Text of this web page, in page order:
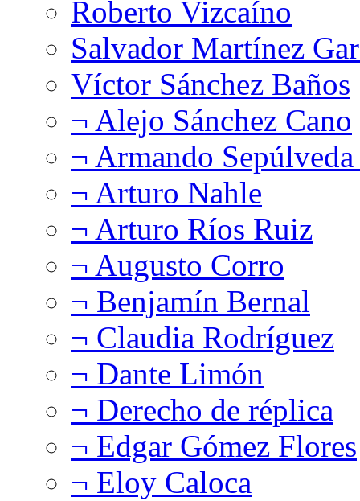
Roberto Vizcaíno
Salvador Martínez
Víctor Sánchez Baños
¬ Alejo Sánchez Cano
¬ Armando
¬ Arturo Nahle
¬ Arturo Ríos Ruiz
¬ Augusto Corro
¬ Benjamín Bernal
¬ Claudia Rodríguez
¬ Dante Limón
¬ Derecho de réplica
¬ Edgar Gómez Flores
¬ Eloy Caloca